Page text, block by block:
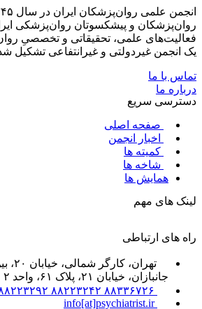
روان‌پزشکان و پیشکسوتان روان‌پزشکی
فعالیت‌های علمی، تحقیقاتی و تخصصیِ
یک انجمن غیردولتی و غیرانتفاعی تشکیل
تماس با ما
درباره ما
دسترسی سریع
صفحه اصلی
اخبار انجمن
کمیته ها
شاخه ها
همایش ها
لینک های مهم
راه های ارتباطی
جانبازان، خیابان ۲۱، پلاک ۶۱، واحد ۲
۸۸۳۳۶۷۲۶ ۸۸۲۲۳۲۴۲ ۸۸۲۲۳۲۹۲
info[at]psychiatrist.ir